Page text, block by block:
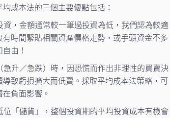
成本法的三個主要優點包括：
，金額通常較一筆過投資為低，我們認為較適
時間緊貼相關資產價格走勢，或手頭資金不多
由！
升／急跌）時，因恐慌而作出非理性的買賣決
致虧損擴大而低賣。採取平均成本法策略，可
負面影響。
「儲貨」，整個投資期的平均投資成本有機會